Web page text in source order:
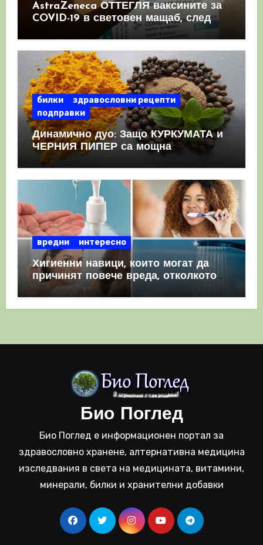
AstraZeneca ОТТЕГЛЯ ваксините за
COVID-19 в световен мащаб, след
като призна, че те причиняват
билки
здравословни рецепти
подправки
Динамично дуо: Защо КУРКУМАТА и
ЧЕРНИЯ ПИПЕР са мощна
комбинация
вредни интересно
Хигиенни навици, които могат да
причинят повече вреда, отколкото
полза
Био Поглед
Био Поглед е информационен портал за
здравословно хранене, алтернативна медицина
изследвания в света на медицината, витамини,
минерали, билки и хранителни добавки